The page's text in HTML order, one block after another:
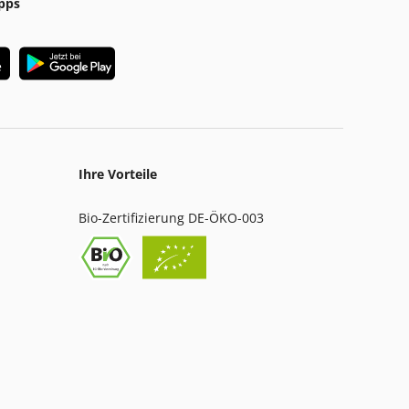
Ihre Vorteile
Bio-Zertifizierung DE-ÖKO-003